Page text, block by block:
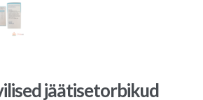
jäätisetorbikud